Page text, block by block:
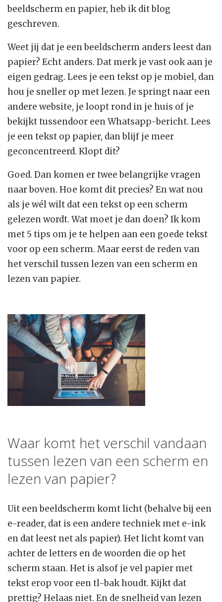
beeldscherm en papier, heb ik dit blog
geschreven.
Weet jij dat je een beeldscherm anders leest dan
papier? Echt anders. Dat merk je vast ook aan je
eigen gedrag. Lees je een tekst op je mobiel, dan
hou je sneller op met lezen. Je springt naar een
andere website, je loopt rond in je huis of je
bekijkt tussendoor een Whatsapp-bericht. Lees
je een tekst op papier, dan blijf je meer
geconcentreerd. Klopt dit?
Goed. Dan komen er twee belangrijke vragen
naar boven. Hoe komt dit precies? En wat nou
als je wél wilt dat een tekst op een scherm
gelezen wordt. Wat moet je dan doen? Ik kom
met 5 tips om je te helpen aan een goede tekst
voor op een scherm. Maar eerst de reden van
het verschil tussen lezen van een scherm en
lezen van papier.
Waar komt het verschil vandaan
tussen lezen van een scherm en
lezen van papier?
Uit een beeldscherm komt licht (behalve bij een
e-reader, dat is een andere techniek met e-ink
en dat leest net als papier). Het licht komt van
achter de letters en de woorden die op het
scherm staan. Het is alsof je vel papier met
tekst erop voor een tl-bak houdt. Kijkt dat
prettig? Helaas niet. En de snelheid van lezen